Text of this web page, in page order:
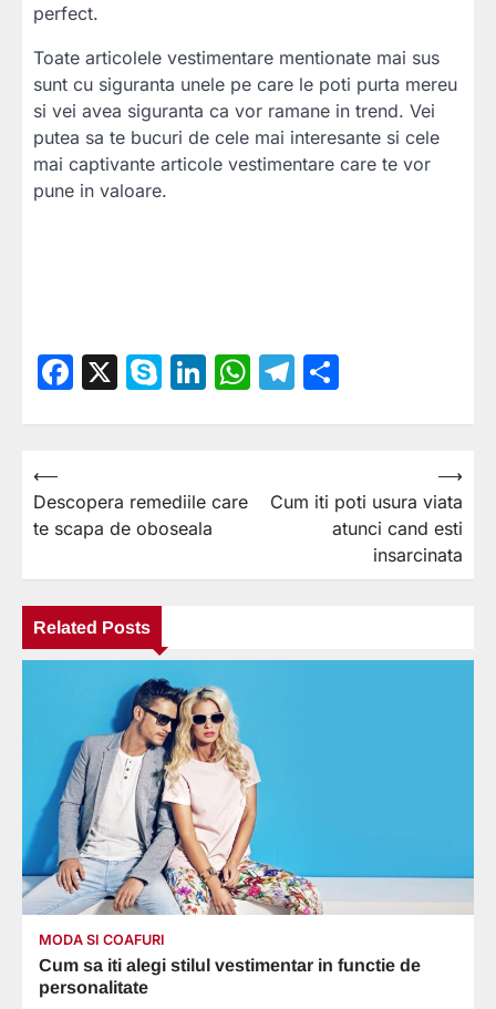
perfect.
Toate articolele vestimentare mentionate mai sus
sunt cu siguranta unele pe care le poti purta mereu
si vei avea siguranta ca vor ramane in trend. Vei
putea sa te bucuri de cele mai interesante si cele
mai captivante articole vestimentare care te vor
pune in valoare.
Facebook
X Skype
LinkedIn
WhatsApp
Telegram
Navigare
în
articole
⟵
Descopera remediile care
te scapa de oboseala
Cum iti poti usura viata
atunci cand esti
insarcinata
⟶
Related Posts
MODA SI COAFURI
Cum sa iti alegi stilul vestimentar in functie de
personalitate